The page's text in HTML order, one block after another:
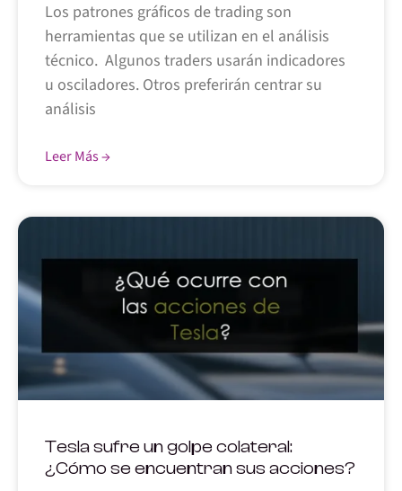
Los patrones gráficos de trading son
herramientas que se utilizan en el análisis
técnico. Algunos traders usarán indicadores
u osciladores. Otros preferirán centrar su
análisis
Leer Más →
Tesla sufre un golpe colateral:
¿Cómo se encuentran sus acciones?